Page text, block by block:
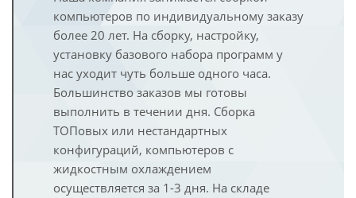
компьютеров по индивидуальному заказу
более 20 лет. На сборку, настройку,
установку базового набора программ у
нас уходит чуть больше одного часа.
Большинство заказов мы готовы
выполнить в течении дня. Сборка
ТОПовых или нестандартных
конфигураций, компьютеров с
жидкостным охлаждением
осуществляется за 1-3 дня. На складе